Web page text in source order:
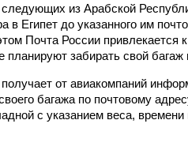
из Арабской
в Египет до указанного им
Почта России привлекается
забирать свой багаж
от авиакомпаний
багажа по почтовому
с указанием веса, времени